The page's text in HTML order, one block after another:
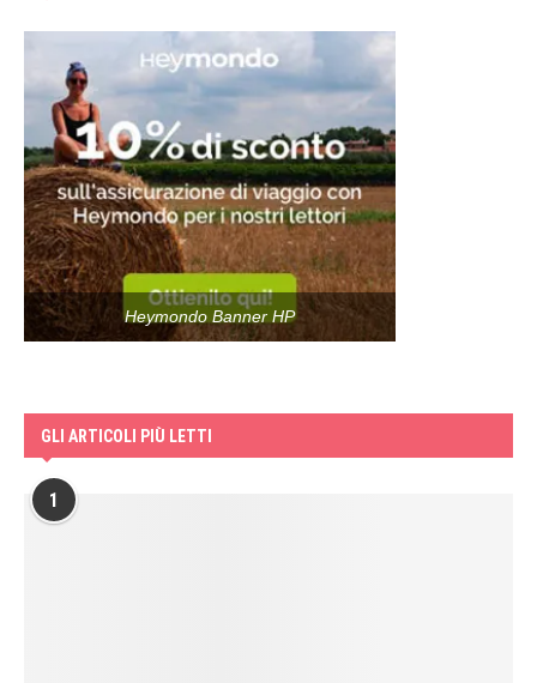
Heymondo Banner HP
GLI ARTICOLI PIÙ LETTI
1